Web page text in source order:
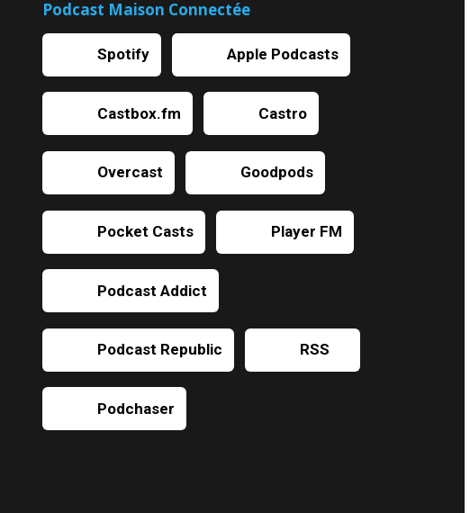
Podcast Maison Connectée
Spotify Apple Podcasts
Castbox.fm Castro
Overcast Goodpods
Pocket Casts Player FM
Podcast Addict
Podcast Republic RSS
Podchaser